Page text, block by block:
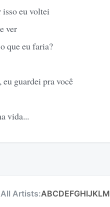
isso eu voltei
ver
que eu faria?
eu guardei pra você
vida...
All Artists:ABCDEFGHIJKLM